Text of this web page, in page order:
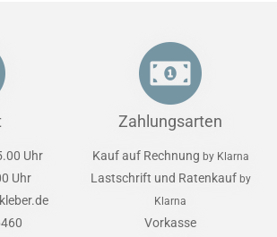
Uhr
Uhr
Zahlungsarten
Kauf auf Rechnung by Klarna
Lastschrift und Ratenkauf by
Klarna
Vorkasse